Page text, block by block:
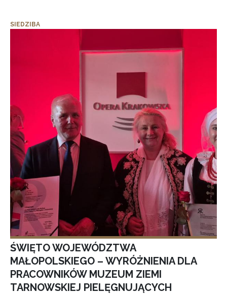
SIEDZIBA
ŚWIĘTO WOJEWÓDZTWA
MAŁOPOLSKIEGO – WYRÓŻNIENIA DLA
PRACOWNIKÓW MUZEUM ZIEMI
TARNOWSKIEJ PIELĘGNUJĄCYCH